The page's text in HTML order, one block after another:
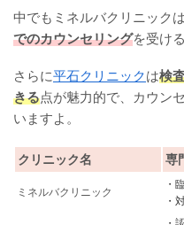
中でもミネルバクリニックは
でのカウンセリングを受け
さらに平石クリニックは検
きる点が魅力的で、カウン
いますよ。
クリニック名 専
ミネルバクリニック
・
・